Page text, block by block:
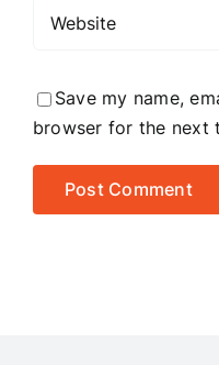
Save my name,
browser for the next